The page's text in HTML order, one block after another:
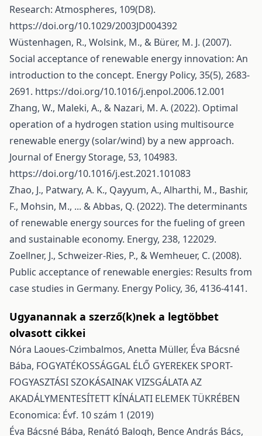
Research: Atmospheres, 109(D8).
https://doi.org/10.1029/2003JD004392
Wüstenhagen, R., Wolsink, M., & Bürer, M. J. (2007).
Social acceptance of renewable energy innovation: An
introduction to the concept. Energy Policy, 35(5), 2683-
2691. https://doi.org/10.1016/j.enpol.2006.12.001
Zhang, W., Maleki, A., & Nazari, M. A. (2022). Optimal
operation of a hydrogen station using multisource
renewable energy (solar/wind) by a new approach.
Journal of Energy Storage, 53, 104983.
https://doi.org/10.1016/j.est.2021.101083
Zhao, J., Patwary, A. K., Qayyum, A., Alharthi, M., Bashir,
F., Mohsin, M., ... & Abbas, Q. (2022). The determinants
of renewable energy sources for the fueling of green
and sustainable economy. Energy, 238, 122029.
Zoellner, J., Schweizer-Ries, P., & Wemheuer, C. (2008).
Public acceptance of renewable energies: Results from
case studies in Germany. Energy Policy, 36, 4136-4141.
Ugyanannak a szerző(k)nek a legtöbbet
olvasott cikkei
Nóra Laoues-Czimbalmos, Anetta Müller, Éva Bácsné
Bába, FOGYATÉKOSSÁGGAL ÉLŐ GYEREKEK SPORT-
FOGYASZTÁSI SZOKÁSAINAK VIZSGÁLATA AZ
AKADÁLYMENTESÍTETT KÍNÁLATI ELEMEK TÜKRÉBEN
Economica: Évf. 10 szám 1 (2019)
Éva Bácsné Bába, Renátó Balogh, Bence András Bács,